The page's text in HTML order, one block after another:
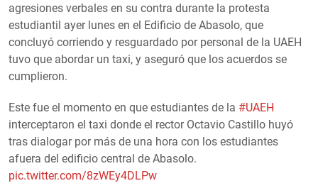
agresiones verbales en su contra durante la protesta
estudiantil ayer lunes en el Edificio de Abasolo, que
concluyó corriendo y resguardado por personal de la UAEH
tuvo que abordar un taxi, y aseguró que los acuerdos se
cumplieron.
Este fue el momento en que estudiantes de la #UAEH
interceptaron el taxi donde el rector Octavio Castillo huyó
tras dialogar por más de una hora con los estudiantes
afuera del edificio central de Abasolo.
pic.twitter.com/8zWEy4DLPw